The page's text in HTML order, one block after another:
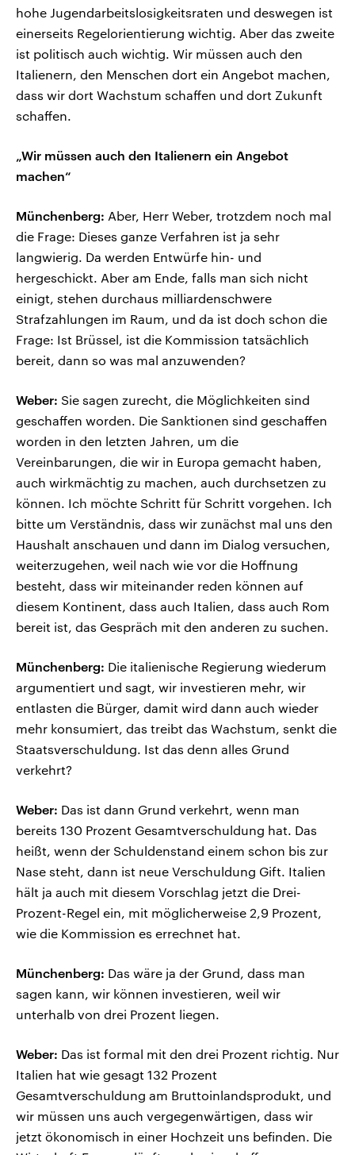
hohe Jugendarbeitslosigkeitsraten und deswegen ist
einerseits Regelorientierung wichtig. Aber das zweite
ist politisch auch wichtig. Wir müssen auch den
Italienern, den Menschen dort ein Angebot machen,
dass wir dort Wachstum schaffen und dort Zukunft
schaffen.
„Wir müssen auch den Italienern ein Angebot
machen“
Münchenberg: Aber, Herr Weber, trotzdem noch mal
die Frage: Dieses ganze Verfahren ist ja sehr
langwierig. Da werden Entwürfe hin- und
hergeschickt. Aber am Ende, falls man sich nicht
einigt, stehen durchaus milliardenschwere
Strafzahlungen im Raum, und da ist doch schon die
Frage: Ist Brüssel, ist die Kommission tatsächlich
bereit, dann so was mal anzuwenden?
Weber: Sie sagen zurecht, die Möglichkeiten sind
geschaffen worden. Die Sanktionen sind geschaffen
worden in den letzten Jahren, um die
Vereinbarungen, die wir in Europa gemacht haben,
auch wirkmächtig zu machen, auch durchsetzen zu
können. Ich möchte Schritt für Schritt vorgehen. Ich
bitte um Verständnis, dass wir zunächst mal uns den
Haushalt anschauen und dann im Dialog versuchen,
weiterzugehen, weil nach wie vor die Hoffnung
besteht, dass wir miteinander reden können auf
diesem Kontinent, dass auch Italien, dass auch Rom
bereit ist, das Gespräch mit den anderen zu suchen.
Münchenberg: Die italienische Regierung wiederum
argumentiert und sagt, wir investieren mehr, wir
entlasten die Bürger, damit wird dann auch wieder
mehr konsumiert, das treibt das Wachstum, senkt die
Staatsverschuldung. Ist das denn alles Grund
verkehrt?
Weber: Das ist dann Grund verkehrt, wenn man
bereits 130 Prozent Gesamtverschuldung hat. Das
heißt, wenn der Schuldenstand einem schon bis zur
Nase steht, dann ist neue Verschuldung Gift. Italien
hält ja auch mit diesem Vorschlag jetzt die Drei-
Prozent-Regel ein, mit möglicherweise 2,9 Prozent,
wie die Kommission es errechnet hat.
Münchenberg: Das wäre ja der Grund, dass man
sagen kann, wir können investieren, weil wir
unterhalb von drei Prozent liegen.
Weber: Das ist formal mit den drei Prozent richtig. Nur
Italien hat wie gesagt 132 Prozent
Gesamtverschuldung am Bruttoinlandsprodukt, und
wir müssen uns auch vergegenwärtigen, dass wir
jetzt ökonomisch in einer Hochzeit uns befinden. Die